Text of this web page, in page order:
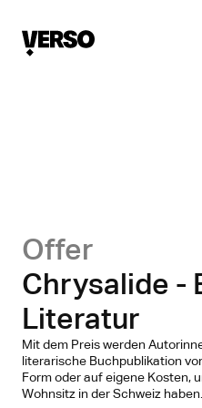
Offer
Chrysalide -
Literatur
Mit dem Preis werden
literarische Buchpublikation
Form oder auf eigene Kosten,
Wohnsitz in der Schweiz